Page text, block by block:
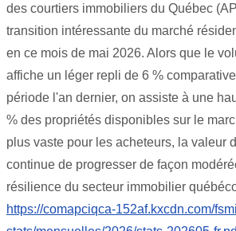
des courtiers immobiliers du Québec
transition intéressante du marché
en ce mois de mai 2026. Alors que le
affiche un léger repli de 6 %
période l'an dernier, on assiste à une
% des propriétés disponibles sur le
plus vaste pour les acheteurs, la valeur
continue de progresser de façon
résilience du secteur immobilier
https://comapciqca-152af.kxcdn.com/